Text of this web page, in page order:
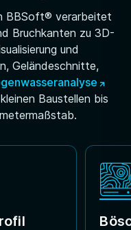
BBSoft® verarbeitet
Bruchkanten zu 3D-
und
Geländeschnitte,
Baustellen bis